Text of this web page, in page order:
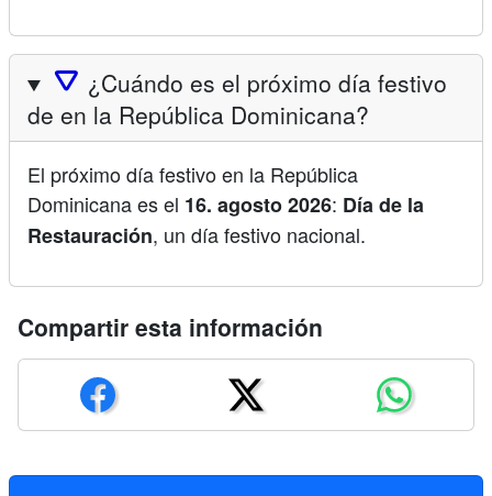
🛆 ¿Cuándo es el próximo día festivo
de en la República Dominicana?
El próximo día festivo en la República
Dominicana es el 16. agosto 2026: Día de la
Restauración, un día festivo nacional.
Compartir esta información